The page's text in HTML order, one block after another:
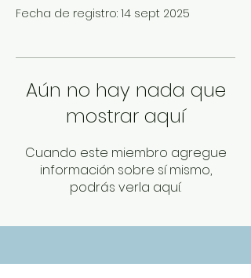
Fecha de registro: 14 sept 2025
Aún no hay nada que
mostrar aquí
Cuando este miembro agregue
información sobre sí mismo,
podrás verla aquí.